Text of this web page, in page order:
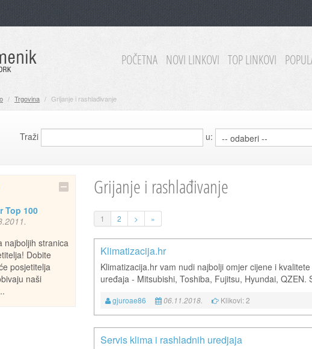
POČETNA NOVI LINKOVI TOP LINKOVI
/ Trgovina / Grijanje i rashlađivanje
Traži u:
Top 100
najboljih stranica
Dobite
posjetitelja
naši
Grijanje i rashlađivanje
1 2 > »
Klimatizacija.hr
Klimatizacija.hr vam nudi najbolji omjer cijene i
uređaja - Mitsubishi, Toshiba, Fujitsu, Hyundai, QZEN.
gjuroae86 06.11.2018. Klikovi: 2
Servis klima i rashladnih uredjaja